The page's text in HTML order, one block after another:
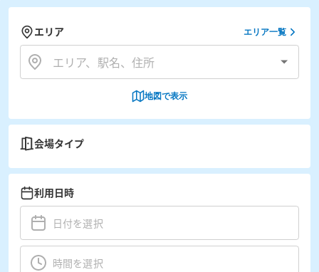
エリア エリア一覧
地図で表示
会場タイプ
利用日時